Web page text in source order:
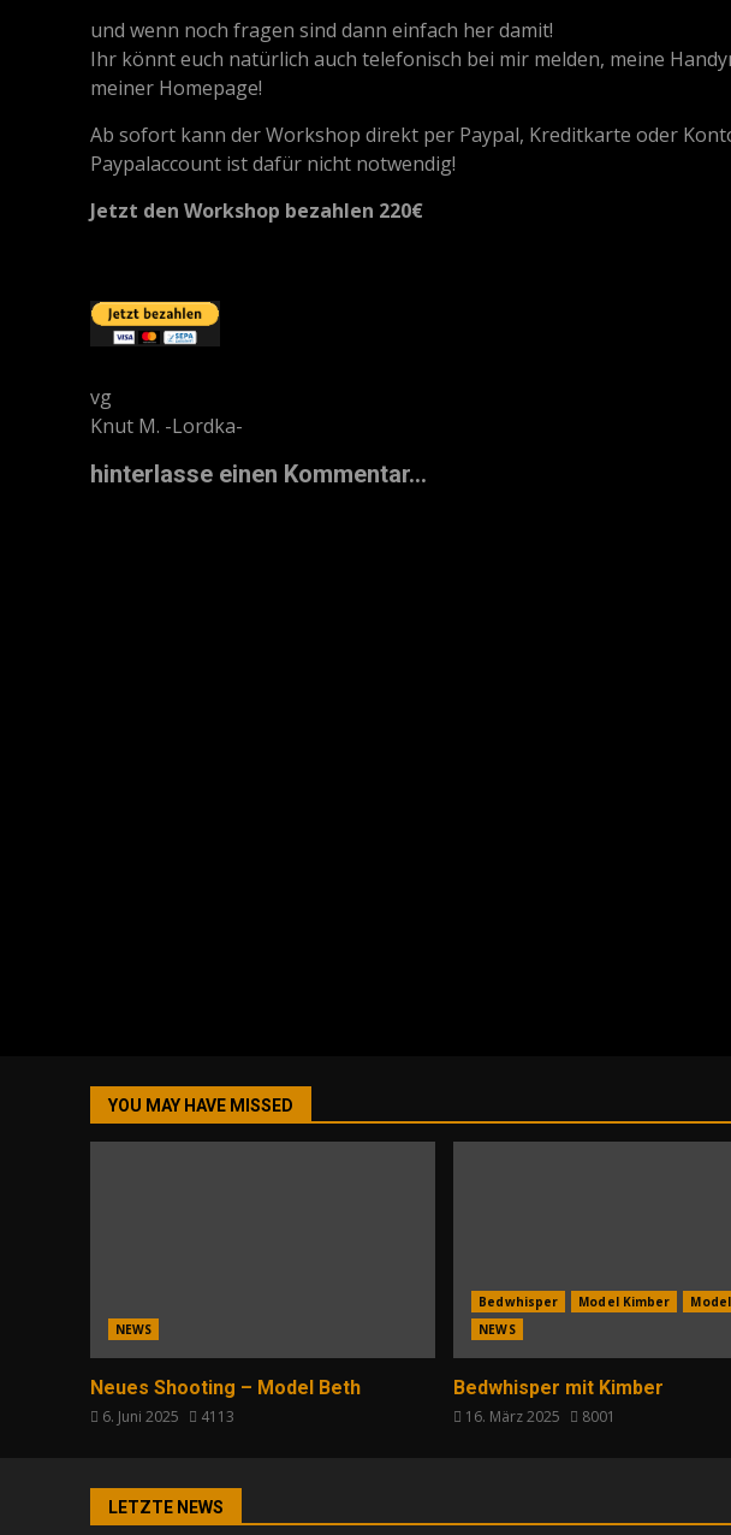
und wenn noch fragen sind dann einfach her damit!
Ihr könnt euch natürlich auch telefonisch bei mir melden, meine
meiner Homepage!
Ab sofort kann der Workshop direkt per Paypal, Kreditkarte oder
Paypalaccount ist dafür nicht notwendig!
Jetzt den Workshop bezahlen 220€
vg
Knut M. -Lordka-
hinterlasse einen Kommentar...
YOU MAY HAVE MISSED
NEWS
Neues Shooting – Model Beth
6. Juni 2025 4113
Bedwhisper Model Kimber
NEWS
Bedwhisper mit Kimber
16. März 2025 8001
LETZTE NEWS